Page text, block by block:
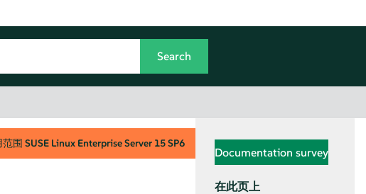
范围 SUSE Linux Enterprise Server 15 SP6
Documentation survey
在此页上